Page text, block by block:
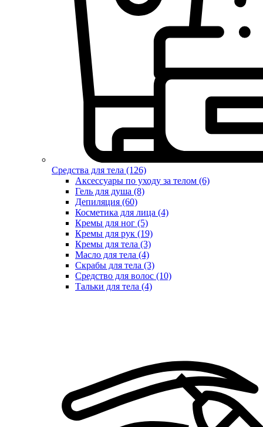
Средства для тела (126)
Аксессуары по уходу за телом (6)
Гель для душа (8)
Депиляция (60)
Косметика для лица (4)
Кремы для ног (5)
Кремы для рук (19)
Кремы для тела (3)
Масло для тела (4)
Скрабы для тела (3)
Средство для волос (10)
Тальки для тела (4)